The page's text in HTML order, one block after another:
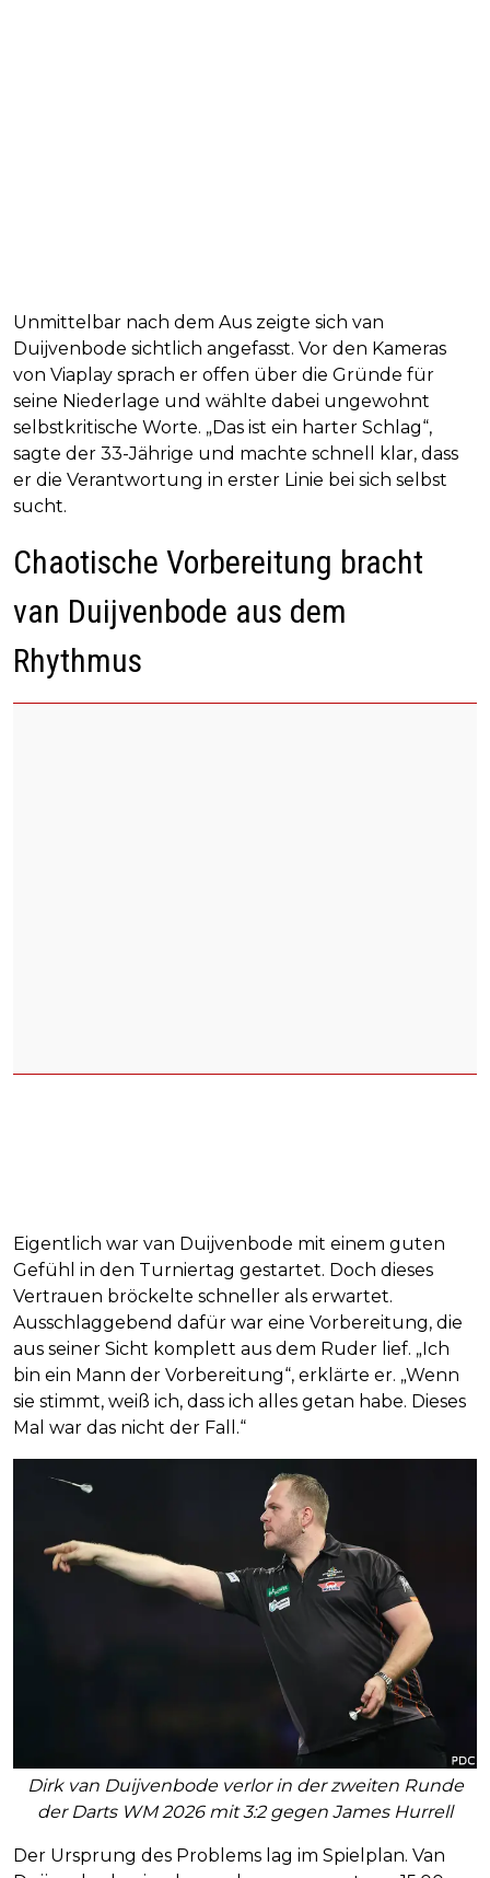
Unmittelbar nach dem Aus zeigte sich van
Duijvenbode sichtlich angefasst. Vor den Kameras
von Viaplay sprach er offen über die Gründe für
seine Niederlage und wählte dabei ungewohnt
selbstkritische Worte. „Das ist ein harter Schlag“,
sagte der 33-Jährige und machte schnell klar, dass
er die Verantwortung in erster Linie bei sich selbst
sucht.
Chaotische Vorbereitung bracht
van Duijvenbode aus dem
Rhythmus
Eigentlich war van Duijvenbode mit einem guten
Gefühl in den Turniertag gestartet. Doch dieses
Vertrauen bröckelte schneller als erwartet.
Ausschlaggebend dafür war eine Vorbereitung, die
aus seiner Sicht komplett aus dem Ruder lief. „Ich
bin ein Mann der Vorbereitung“, erklärte er. „Wenn
sie stimmt, weiß ich, dass ich alles getan habe. Dieses
Mal war das nicht der Fall.“
Dirk van Duijvenbode verlor in der zweiten Runde
der Darts WM 2026 mit 3:2 gegen James Hurrell
Der Ursprung des Problems lag im Spielplan. Van